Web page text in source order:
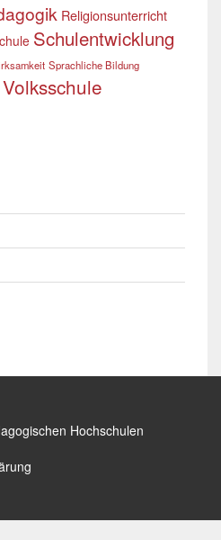
Religionsunterricht
Schulentwicklung
Sprachliche Bildung
Volksschule
Hochschulen